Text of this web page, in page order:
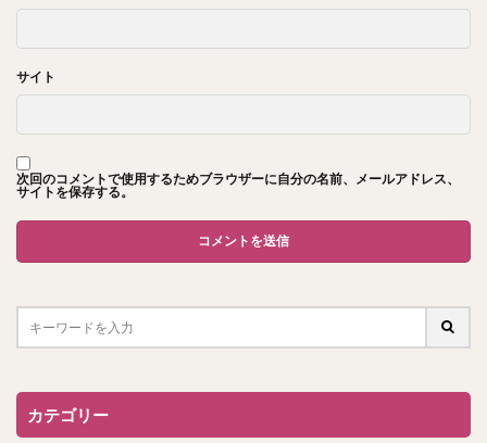
サイト
次回のコメントで使用するためブラウザーに自分の名前、メールアドレス、
サイトを保存する。
カテゴリー